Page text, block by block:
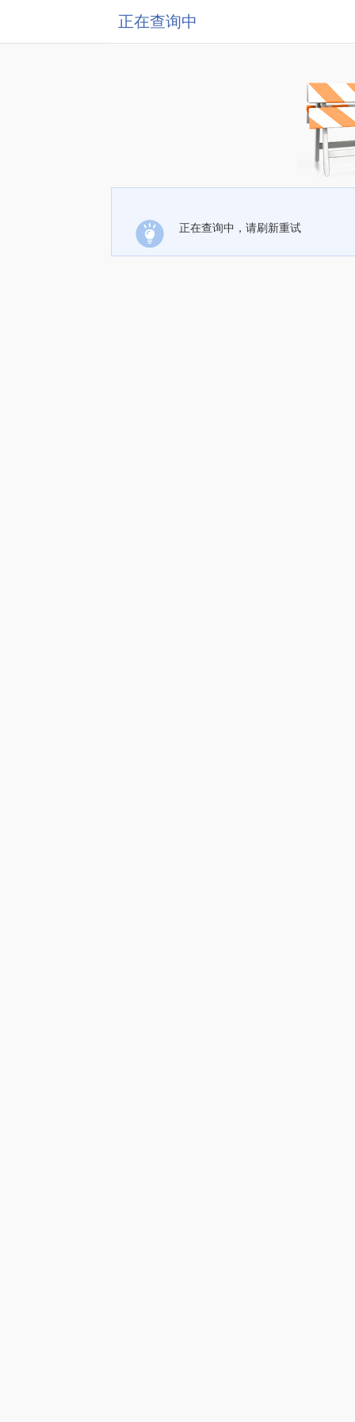
正在查询中
正在查询中，请刷新重试